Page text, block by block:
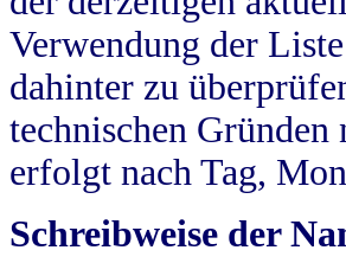
Verwendung der
dahinter zu
technischen
erfolgt nach Tag,
Schreibweise der